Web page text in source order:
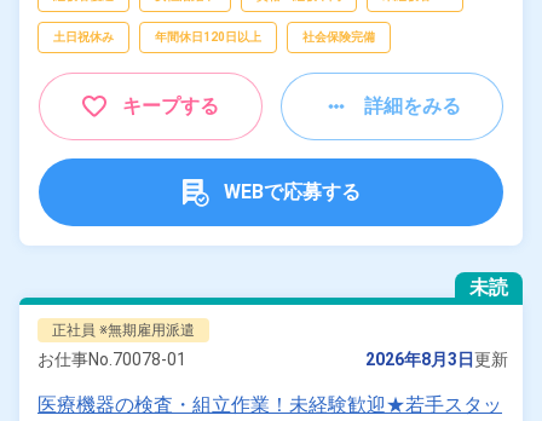
土日祝休み 年間休日120日以上 社会保険完備
キープする 詳細をみる
WEBで応募する
未読
正社員 ※無期雇用派遣
お仕事No.70078-01 2026年8月3日更新
医療機器の検査・組立作業！未経験歓迎★若手スタッ